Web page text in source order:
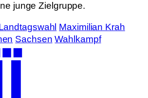
junge Zielgruppe.
Maximilian Krah
Sachsen Wahlkampf